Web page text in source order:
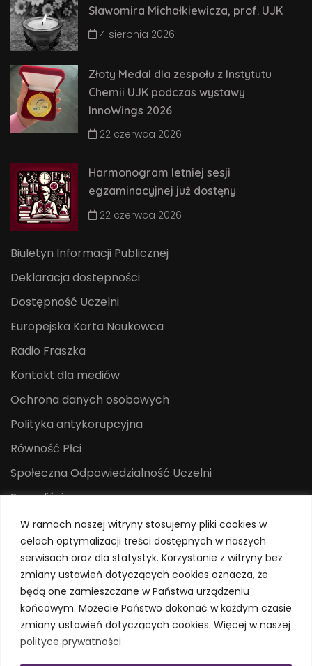
W ramach naszej witryny stosujemy pliki cookies w
celach optymalizacji treści dostępnych w naszych
serwisach oraz dla statystyk. Korzystanie z witryny bez
zmiany ustawień dotyczących cookies oznacza, że
będą one zamieszczane w Państwa urządzeniu
końcowym. Możecie Państwo dokonać w każdym czasie
zmiany ustawień dotyczących cookies. Więcej w naszej
polityce prywatności
Sławomira Michałkiewicza, prof. UJK
4 sierpnia 2026
Złoty Medal dla zespołu z Instytutu
Chemii UJK podczas wystawy
InnoWings 2026
22 czerwca 2026
Harmonogram letniej sesji
egzaminacyjnej już dostęny
22 czerwca 2026
Biuletyn Informacji Publicznej
Deklaracja dostępności
Dostępność Uczelni
Europejska Karta Naukowca
Radio Fraszka
Kontakt dla mediów
Ochrona danych osobowych
Polityka antykorupcyjna
Równość Płci
Społeczna Odpowiedzialność Uczelni
Sygnaliści
Centrum Mediów i Promocji
System Identyfikacji Wizualnej
Polityka prywatności